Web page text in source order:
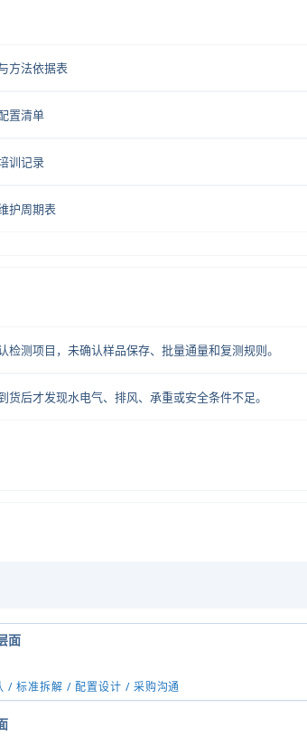
方法依据表
置清单
训记录
护周期表
检测项目，未确认样品保存、批量通量和复测规则。
货后才发现水电气、排风、承重或安全条件不足。
面
/ 标准拆解 / 配置设计 / 采购沟通